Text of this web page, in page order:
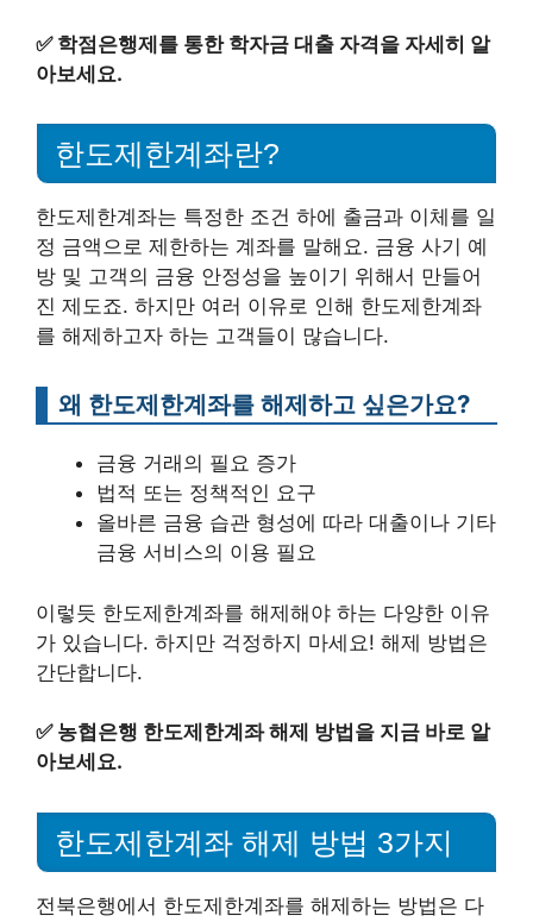
✅ 학점은행제를 통한 학자금 대출 자격을 자세히 알
아보세요.
한도제한계좌란?
한도제한계좌는 특정한 조건 하에 출금과 이체를 일
정 금액으로 제한하는 계좌를 말해요. 금융 사기 예
방 및 고객의 금융 안정성을 높이기 위해서 만들어
진 제도죠. 하지만 여러 이유로 인해 한도제한계좌
를 해제하고자 하는 고객들이 많습니다.
왜 한도제한계좌를 해제하고 싶은가요?
금융 거래의 필요 증가
법적 또는 정책적인 요구
올바른 금융 습관 형성에 따라 대출이나 기타
금융 서비스의 이용 필요
이렇듯 한도제한계좌를 해제해야 하는 다양한 이유
가 있습니다. 하지만 걱정하지 마세요! 해제 방법은
간단합니다.
✅ 농협은행 한도제한계좌 해제 방법을 지금 바로 알
아보세요.
한도제한계좌 해제 방법 3가지
전북은행에서 한도제한계좌를 해제하는 방법은 다